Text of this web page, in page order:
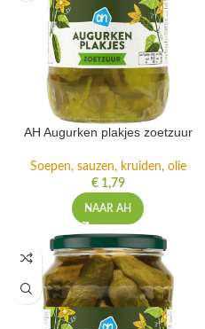
AH Augurken plakjes zoetzuur
Soepen, sauzen, kruiden, olie
€1,79
NAAR AH